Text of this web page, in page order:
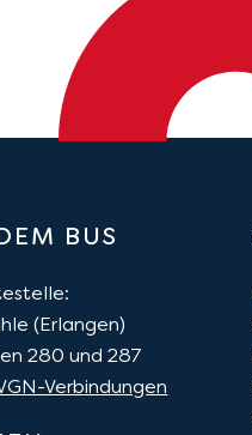
BUS
(Erlangen)
280 und 287
Verbindungen